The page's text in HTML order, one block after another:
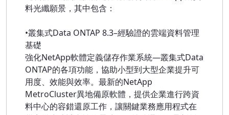
料光纖願景，其中包含：
•叢集式Data ONTAP 8.3–經驗證的雲端資料管理
基礎
強化NetApp軟體定義儲存作業系統—叢集式Data
ONTAP的各項功能，協助小型到大型企業提升可
用度、效能與效率。最新的NetApp
MetroCluster異地備原軟體，提供企業進行跨資
料中心的容錯還原工作，讓關鍵業務應用程式在